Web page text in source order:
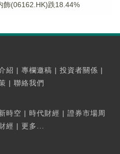
飾(06162.HK)跌18.44%
紹 | 專欄邀稿 | 投資者關係 |
| 聯絡我們
時空 | 時代財經 | 證券市場周
經 | 更多...